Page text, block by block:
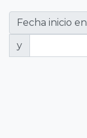
Fecha inicio
y